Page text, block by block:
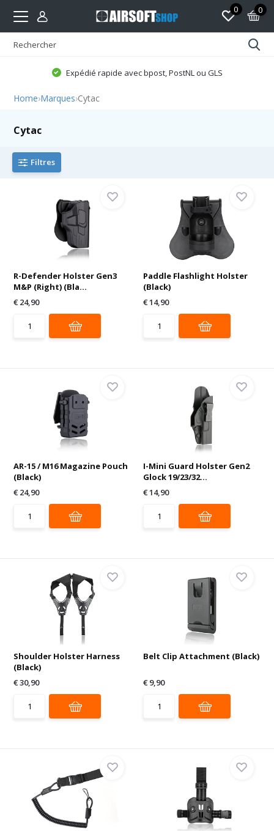
0 0
Expédié rapide avec bpost, PostNL ou GLS
Home›Marques›Cytac
Cytac
Filtres
R-Defender Holster Gen3
M&P (Right) (Bla...
€ 24,90
Paddle Flashlight Holster
(Black)
€ 14,90
AR-15 / M16 Magazine Pouch
(Black)
€ 24,90
I-Mini Guard Holster Gen2
Glock 19/23/32...
€ 14,90
Shoulder Holster Harness
(Black)
€ 30,90
Belt Clip Attachment (Black)
€ 9,90